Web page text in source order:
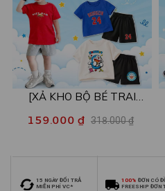
[XẢ KHO BỘ BÉ TRAI
nhiều mẫu - Quần áo bé trai
159.000 ₫ 318.000 ₫
15 NGÀY ĐỔI TRẢ
MIỄN PHÍ VC*
100% ĐƠN CÓ
FREESHIP ĐƠN